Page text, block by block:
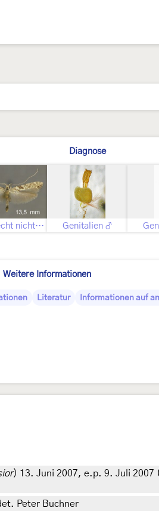
Diagnose
Geschlecht nicht bestimmt Genitalien ♂
Weitere Informationen
Literatur Informationen auf
) 13. Juni 2007, e.p. 9. Juli 2007
Peter Buchner